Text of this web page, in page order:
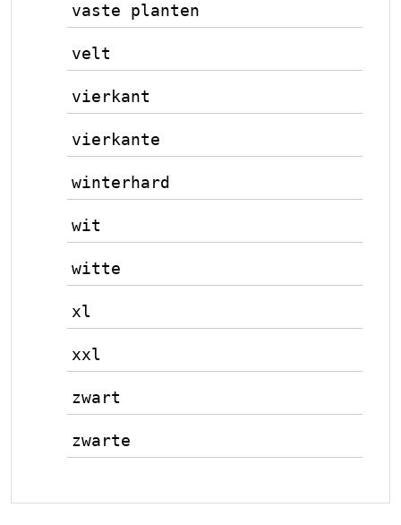
vaste planten
velt
vierkant
vierkante
winterhard
wit
witte
xl
xxl
zwart
zwarte